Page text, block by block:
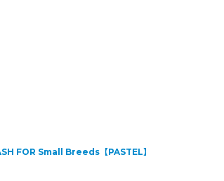
FOR Small Breeds【PASTEL】